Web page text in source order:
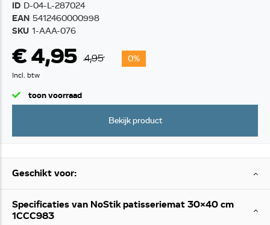
ID D-04-L-287024
EAN 5412460000998
SKU 1-AAA-076
€ 4,95 4,95 0%
Incl. btw
toon voorraad
Bekijk product
Geschikt voor:
Specificaties van NoStik patisseriemat 30x40 cm
1CCC983